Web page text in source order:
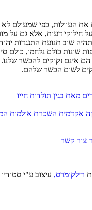
את העוולות, כפי שמעולם
חילוקי דעות, אלא גם על
שוב תנועת התנגדות
שונות כולם נלחמו, כולם
הם אינם זקוקים להכשר
לשום הכשר שלהם.
מאת בגין תולדות חייו
אקדמית השכרת אולמות
צור קשר
רילקומרס, עיצוב ע"י סטודיו